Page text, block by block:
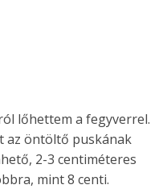
lőhettem a fegyverrel.
az öntöltő puskának
2-3 centiméteres
mint 8 centi.